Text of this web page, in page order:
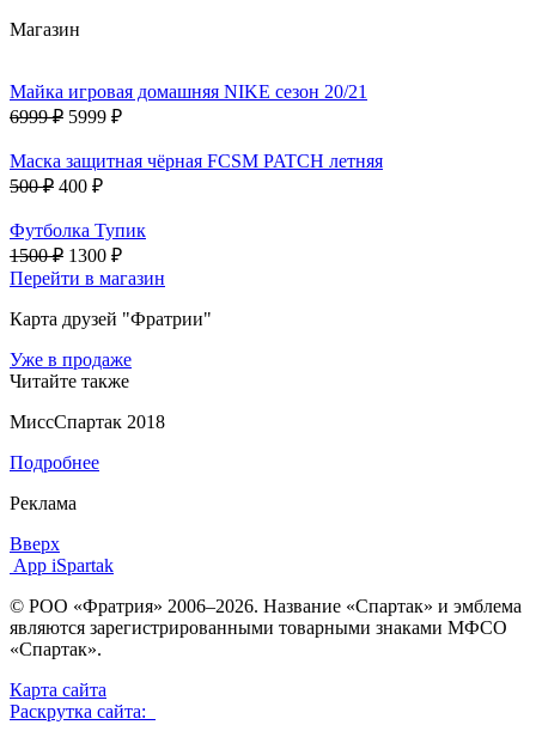
Магазин
Майка игровая домашняя NIKE сезон 20/21
6999 ₽ 5999 ₽
Маска защитная чёрная FCSM PATCH летняя
500 ₽ 400 ₽
Футболка Тупик
1500 ₽ 1300 ₽
Перейти в магазин
Карта друзей "Фратрии"
Уже в продаже
Читайте также
МиссСпартак 2018
Подробнее
Реклама
Вверх
App iSpartak
© РОО «Фратрия» 2006–2026. Название «Спартак» и эмблема
являются зарегистрированными товарными знаками МФСО
«Спартак».
Карта сайта
Раскрутка сайта: